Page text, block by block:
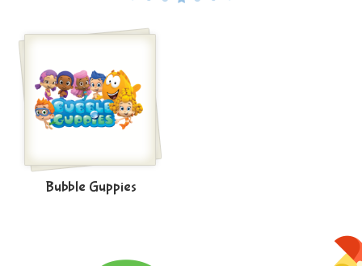
Bubble Guppies